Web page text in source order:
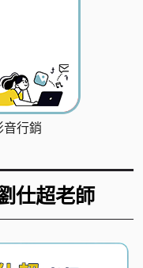
行銷
仕超老師